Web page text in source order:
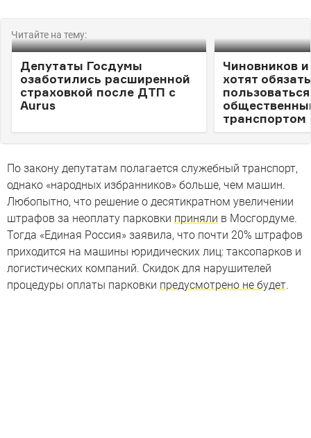
Читайте на тему:
Депутаты Госдумы
озаботились расширенной
страховкой после ДТП с
Aurus
Чиновников
хотят обязать
пользоваться
транспортом
По закону депутатам полагается служебный транспорт,
однако «народных избранников» больше, чем машин.
Любопытно, что решение о десятикратном увеличении
штрафов за неоплату парковки приняли в Мосгордуме.
Тогда «Единая Россия» заявила, что почти 20% штрафов
приходится на машины юридических лиц: таксопарков и
логистических компаний. Скидок для нарушителей
процедуры оплаты парковки предусмотрено не будет.